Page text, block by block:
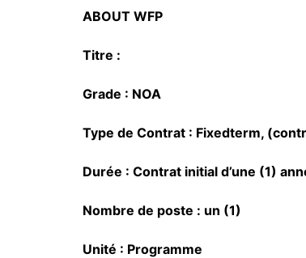
ABOUT WFP
Titre :
Grade : NOA
Type de Contrat : Fixedterm,
Durée : Contrat initial d’une (1)
Nombre de poste : un (1)
Unité : Programme